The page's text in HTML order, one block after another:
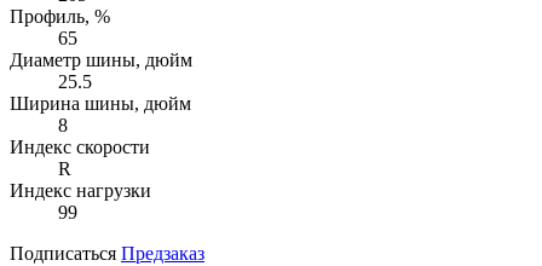
Профиль, %
65
Диаметр шины, дюйм
25.5
Ширина шины, дюйм
8
Индекс скорости
R
Индекс нагрузки
99
Подписаться Предзаказ